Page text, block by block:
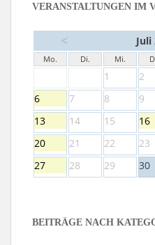
VERANSTALTUNGEN IM
< Juli
Mo. Di. Mi.
1 2
6
7 8 9
13
14 15 16
20
21 22 23
27
28 29 30
BEITRÄGE NACH